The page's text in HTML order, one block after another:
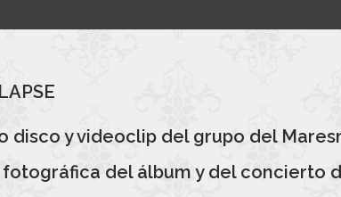
disco y videoclip del grupo del
del álbum y del concierto